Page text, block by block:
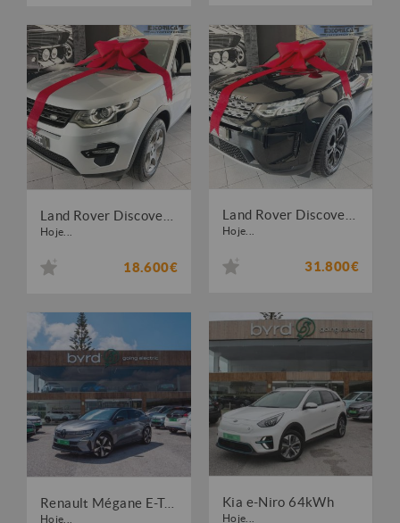
Hoje...
18.600€
Hoje...
31.800€
Renault Mégane E-Tech EV60 Techno Optimum Charge
Hoje...
Kia e-Niro 64kWh
Hoje...